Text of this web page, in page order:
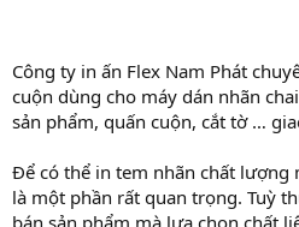
Công ty in ấn Flex Nam Phát
cuộn dùng cho máy dán nhãn
sản phẩm, quấn cuộn, cắt tờ …
Để có thể in tem nhãn chất lượng
là một phần rất quan trọng. Tuỳ
bán sản phẩm mà lựa chọn chất